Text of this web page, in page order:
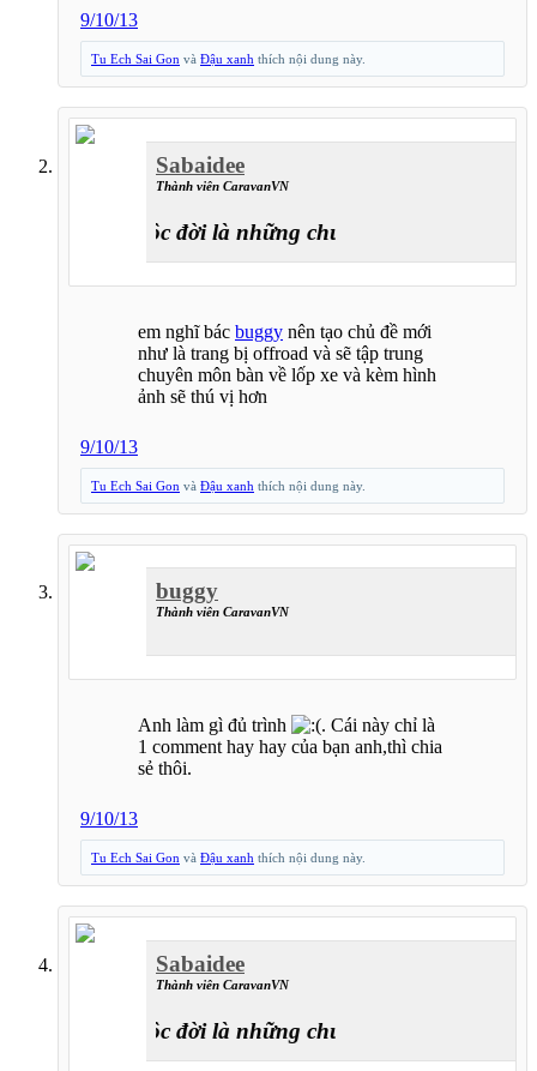
9/10/13
Tu Ech Sai Gon và Đậu xanh thích nội dung này.
Sabaidee
Thành viên CaravanVN
Cuộc đời là những chuyến đi
em nghĩ bác buggy nên tạo chủ đề mới
như là trang bị offroad và sẽ tập trung
chuyên môn bàn về lốp xe và kèm hình
ảnh sẽ thú vị hơn
9/10/13
Tu Ech Sai Gon và Đậu xanh thích nội dung này.
buggy
Thành viên CaravanVN
Anh làm gì đủ trình
. Cái này chỉ là
1 comment hay hay của bạn anh,thì chia
sẻ thôi.
9/10/13
Tu Ech Sai Gon và Đậu xanh thích nội dung này.
Sabaidee
Thành viên CaravanVN
Cuộc đời là những chuyến đi